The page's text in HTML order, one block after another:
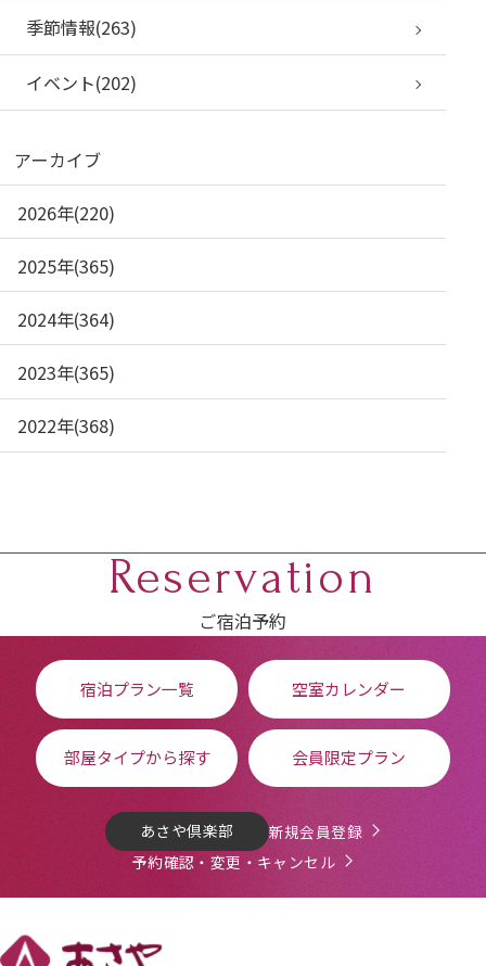
季節情報(263)
イベント(202)
アーカイブ
2026年(220)
2025年(365)
2024年(364)
2023年(365)
2022年(368)
Reservation
ご宿泊予約
宿泊プラン一覧 空室カレンダー
部屋タイプから探す 会員限定プラン
あさや倶楽部
新規会員登録
予約確認・変更・キャンセル